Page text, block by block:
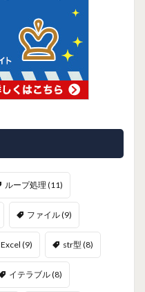
ループ処理 (11)
ファイル(9)
Excel (9) str型 (8)
イテラブル(8)